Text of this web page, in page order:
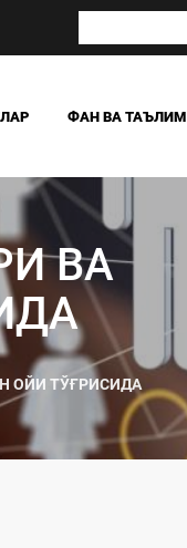
ВА ҲУҚУҚ
СОЦИОЛОГИЯ
ФАН ВА ТАЪЛИМ
ВА
ОЙИ ТЎҒРИСИДА